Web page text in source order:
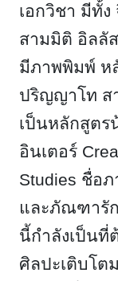
เอกวิชา มีทั้
สามมิติ อิลลั
มีภาพพิมพ์ ห
ปริญญาโท ส
เป็นหลักสูตร
อินเตอร์
Studies ชื่อ
และภัณฑารั
นี้กำลังเป็นที่
ศิลปะเติบโต